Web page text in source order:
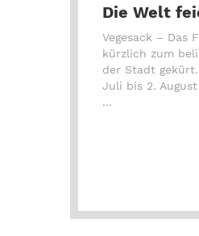
Die Welt
Vegesack – Das
kürzlich zum
der Stadt gekürt.
Juli bis 2.
...